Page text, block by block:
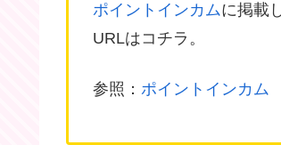
ポイントインカムに掲載
URLはコチラ。
参照： ポイントインカム